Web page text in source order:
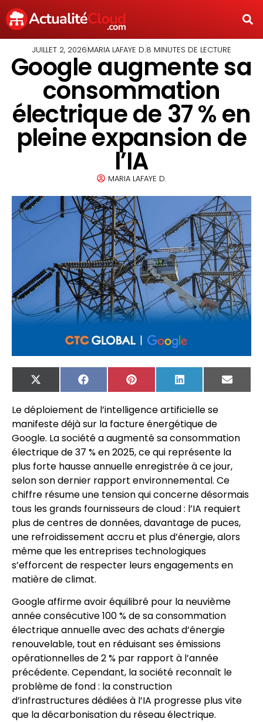
JUILLET 2, 2026MARIA LAFAYE D.8 MINUTES DE LECTURE
Google augmente sa
consommation
électrique de 37 % en
pleine expansion de
l’IA
MARIA LAFAYE D.
X
(Twitter)
FacebookPinterest LinkedIn
Email
Le déploiement de l’intelligence artificielle se
manifeste déjà sur la facture énergétique de
Google. La société a augmenté sa consommation
électrique de 37 % en 2025, ce qui représente la
plus forte hausse annuelle enregistrée à ce jour,
selon son dernier rapport environnemental. Ce
chiffre résume une tension qui concerne désormais
tous les grands fournisseurs de cloud : l’IA requiert
plus de centres de données, davantage de puces,
une refroidissement accru et plus d’énergie, alors
même que les entreprises technologiques
s’efforcent de respecter leurs engagements en
matière de climat.
Google affirme avoir équilibré pour la neuvième
année consécutive 100 % de sa consommation
électrique annuelle avec des achats d’énergie
renouvelable, tout en réduisant ses émissions
opérationnelles de 2 % par rapport à l’année
précédente. Cependant, la société reconnaît le
problème de fond : la construction
d’infrastructures dédiées à l’IA progresse plus vite
que la décarbonisation du réseau électrique.